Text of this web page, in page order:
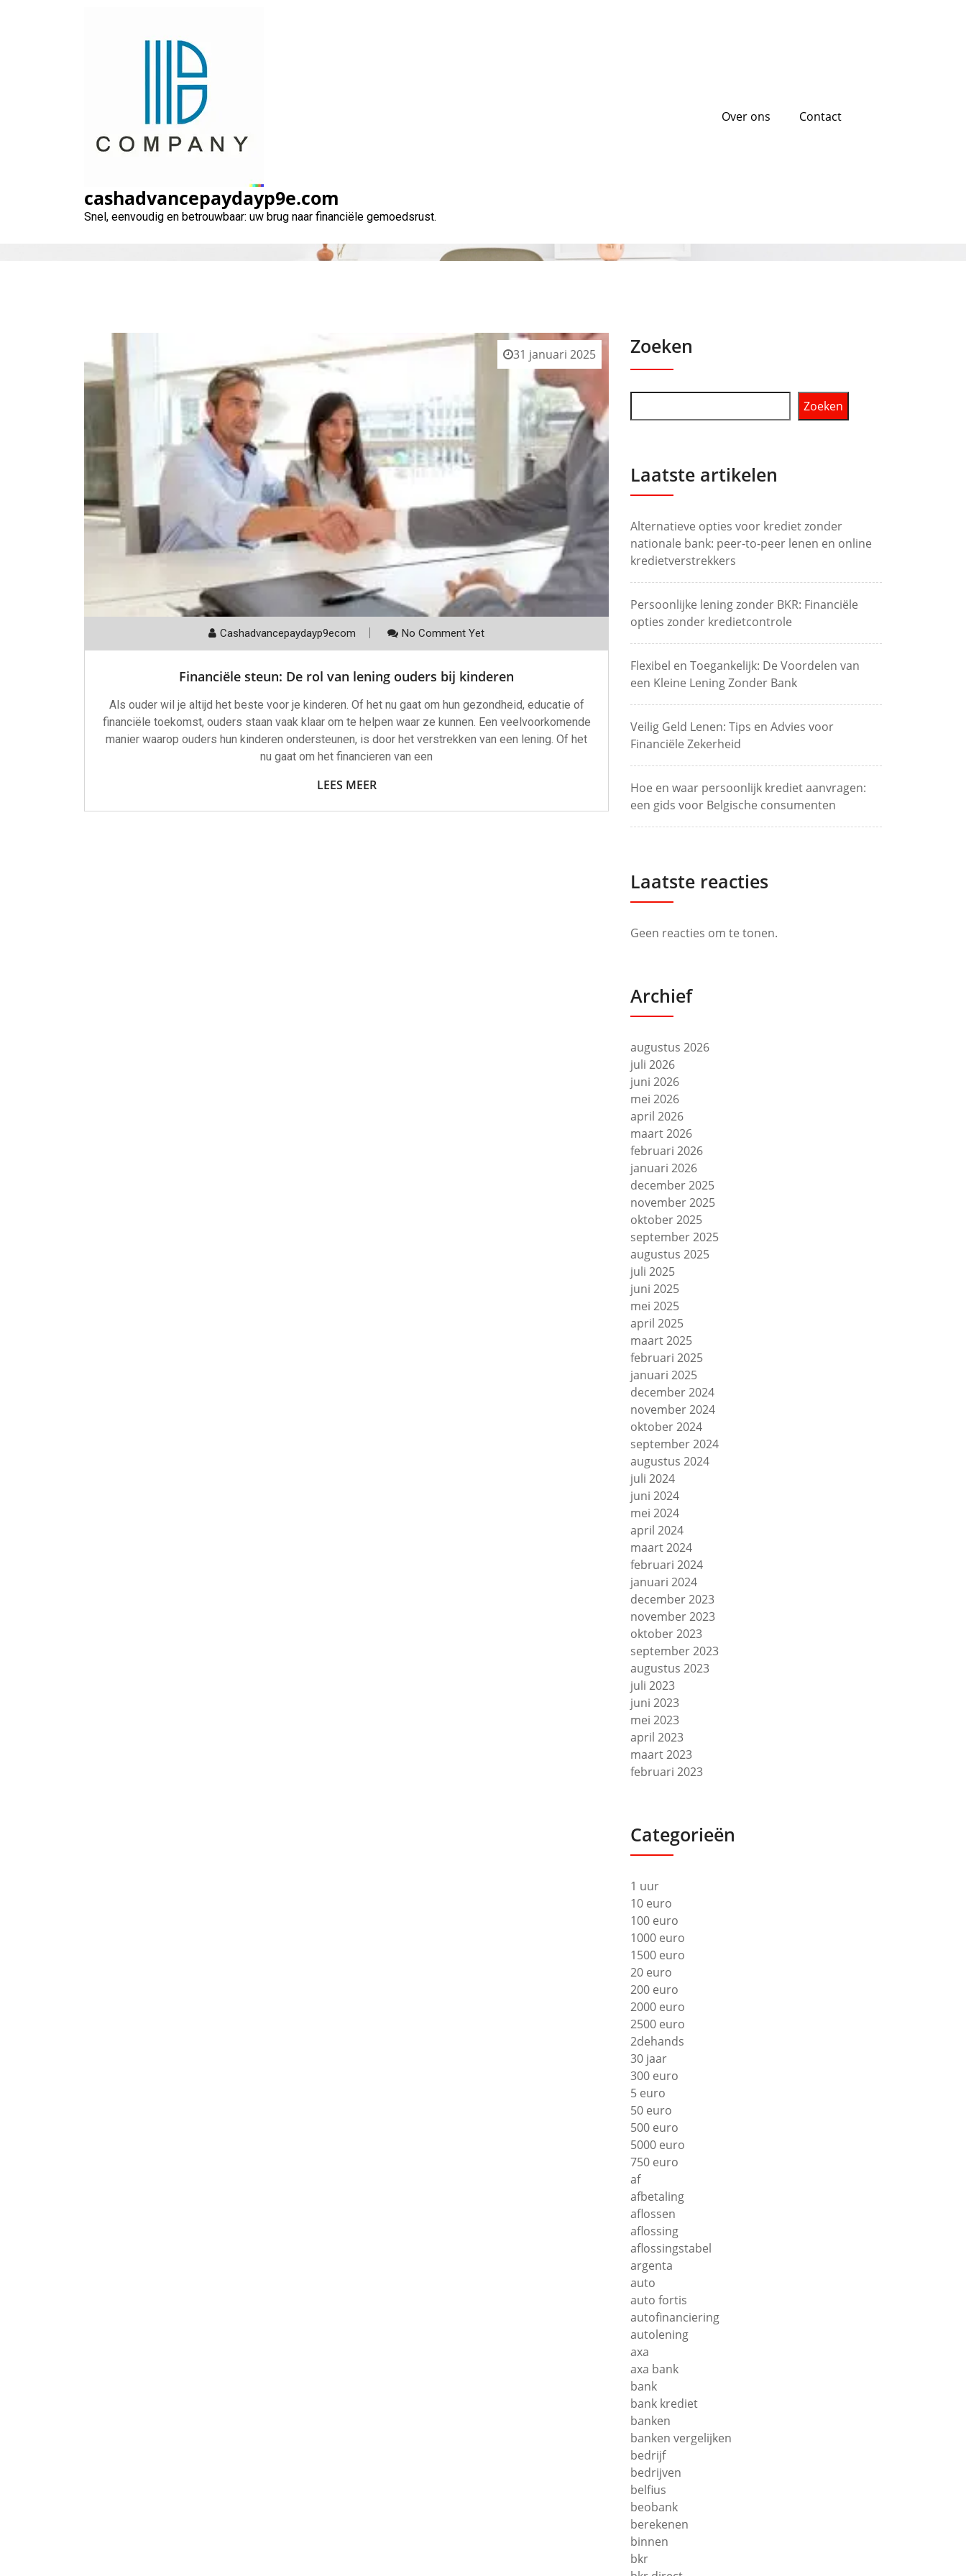
cashadvancepaydayp9e.com
Snel, eenvoudig en betrouwbaar: uw brug naar financiële gemoedsrust.
Over ons Contact
31 januari 2025
Cashadvancepaydayp9ecom No Comment Yet
Financiële steun: De rol van lening ouders bij kinderen
Als ouder wil je altijd het beste voor je kinderen. Of het nu gaat om hun gezondheid, educatie of
financiële toekomst, ouders staan vaak klaar om te helpen waar ze kunnen. Een veelvoorkomende
manier waarop ouders hun kinderen ondersteunen, is door het verstrekken van een lening. Of het
nu gaat om het financieren van een
LEES MEER
Zoeken
Zoeken
Laatste artikelen
Alternatieve opties voor krediet zonder
nationale bank: peer-to-peer lenen en online
kredietverstrekkers
Persoonlijke lening zonder BKR: Financiële
opties zonder kredietcontrole
Flexibel en Toegankelijk: De Voordelen van
een Kleine Lening Zonder Bank
Veilig Geld Lenen: Tips en Advies voor
Financiële Zekerheid
Hoe en waar persoonlijk krediet aanvragen:
een gids voor Belgische consumenten
Laatste reacties
Geen reacties om te tonen.
Archief
augustus 2026
juli 2026
juni 2026
mei 2026
april 2026
maart 2026
februari 2026
januari 2026
december 2025
november 2025
oktober 2025
september 2025
augustus 2025
juli 2025
juni 2025
mei 2025
april 2025
maart 2025
februari 2025
januari 2025
december 2024
november 2024
oktober 2024
september 2024
augustus 2024
juli 2024
juni 2024
mei 2024
april 2024
maart 2024
februari 2024
januari 2024
december 2023
november 2023
oktober 2023
september 2023
augustus 2023
juli 2023
juni 2023
mei 2023
april 2023
maart 2023
februari 2023
Categorieën
1 uur
10 euro
100 euro
1000 euro
1500 euro
20 euro
200 euro
2000 euro
2500 euro
2dehands
30 jaar
300 euro
5 euro
50 euro
500 euro
5000 euro
750 euro
af
afbetaling
aflossen
aflossing
aflossingstabel
argenta
auto
auto fortis
autofinanciering
autolening
axa
axa bank
bank
bank krediet
banken
banken vergelijken
bedrijf
bedrijven
belfius
beobank
berekenen
binnen
bkr